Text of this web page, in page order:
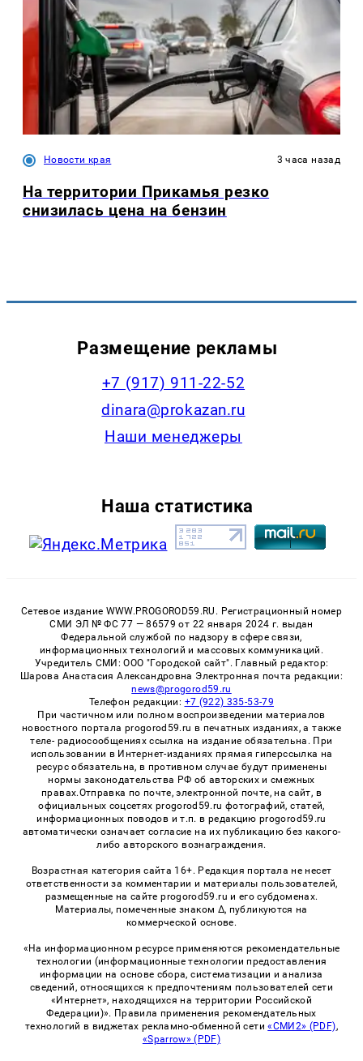
Новости края 3 часа назад
На территории Прикамья резко
снизилась цена на бензин
Размещение рекламы
+7 (917) 911-22-52
dinara@prokazan.ru
Наши менеджеры
Наша статистика
Сетевое издание WWW.PROGOROD59.RU. Регистрационный номер
СМИ ЭЛ № ФС 77 — 86579 от 22 января 2024 г. выдан
Федеральной службой по надзору в сфере связи,
информационных технологий и массовых коммуникаций.
Учредитель СМИ: ООО "Городской сайт". Главный редактор:
Шарова Анастасия Александровна Электронная почта редакции:
news@progorod59.ru
Телефон редакции: +7 (922) 335-53-79
При частичном или полном воспроизведении материалов
новостного портала progorod59.ru в печатных изданиях, а также
теле- радиосообщениях ссылка на издание обязательна. При
использовании в Интернет-изданиях прямая гиперссылка на
ресурс обязательна, в противном случае будут применены
нормы законодательства РФ об авторских и смежных
правах.Отправка по почте, электронной почте, на сайт, в
официальных соцсетях progorod59.ru фотографий, статей,
информационных поводов и т.п. в редакцию progorod59.ru
автоматически означает согласие на их публикацию без какого-
либо авторского вознаграждения.
Возрастная категория сайта 16+. Редакция портала не несет
ответственности за комментарии и материалы пользователей,
размещенные на сайте progorod59.ru и его субдоменах.
Материалы, помеченные знаком Δ, публикуются на
коммерческой основе.
«На информационном ресурсе применяются рекомендательные
технологии (информационные технологии предоставления
информации на основе сбора, систематизации и анализа
сведений, относящихся к предпочтениям пользователей сети
«Интернет», находящихся на территории Российской
Федерации)». Правила применения рекомендательных
технологий в виджетах рекламно-обменной сети«СМИ2» (PDF),
«Sparrow» (PDF)